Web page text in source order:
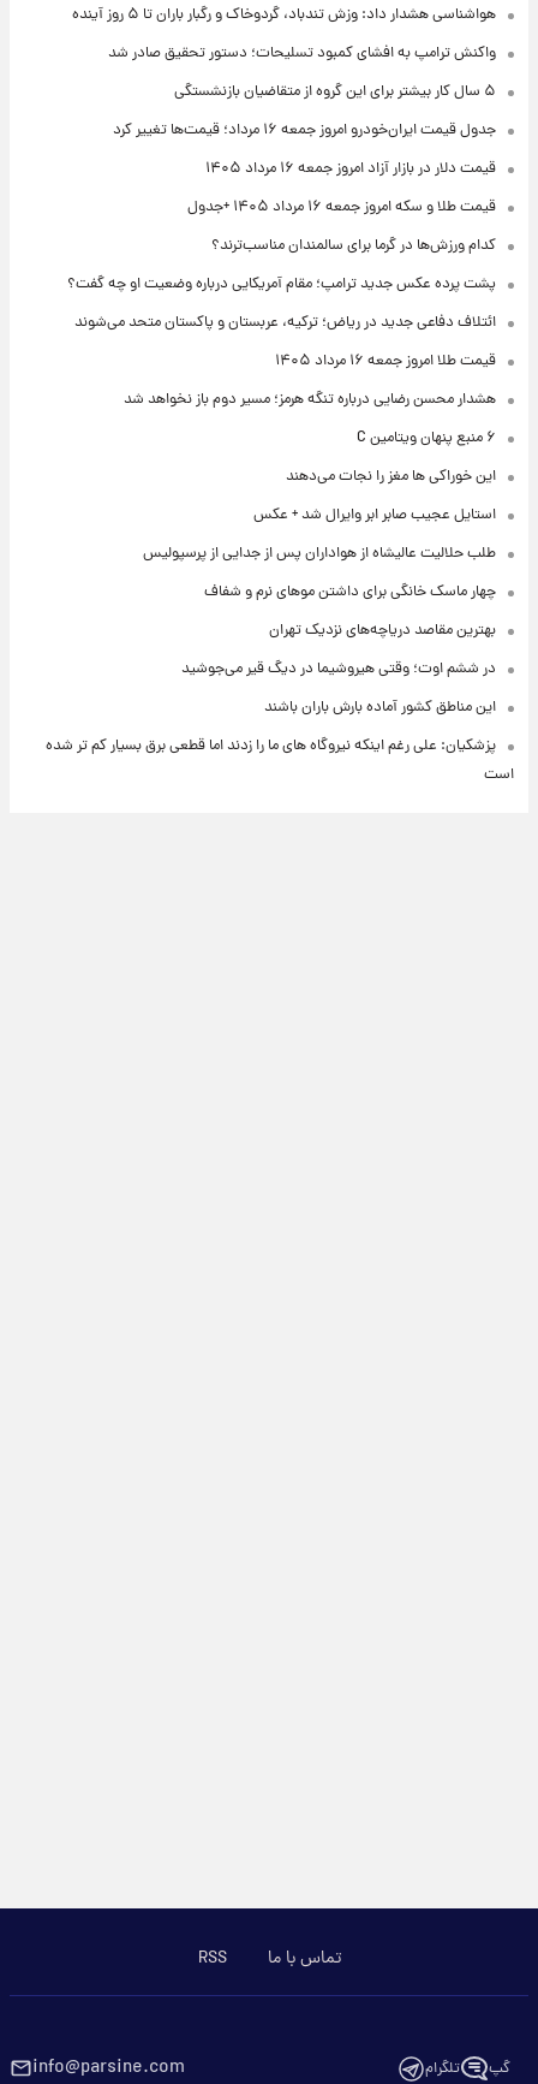
هواشناسی هشدار داد: وزش تندباد، گردوخاک و رگبار باران تا ۵ روز آینده
واکنش ترامپ به افشای کمبود تسلیحات؛ دستور تحقیق صادر شد
۵ سال کار بیشتر برای این گروه از متقاضیان بازنشستگی
جدول قیمت ایران‌خودرو امروز جمعه ۱۶ مرداد؛ قیمت‌ها تغییر کرد
قیمت دلار در بازار آزاد امروز جمعه ۱۶ مرداد ۱۴۰۵
قیمت طلا و سکه امروز جمعه ۱۶ مرداد ۱۴۰۵ +جدول
کدام ورزش‌ها در گرما برای سالمندان مناسب‌ترند؟
پشت پرده عکس جدید ترامپ؛ مقام آمریکایی درباره وضعیت او چه گفت؟
ائتلاف دفاعی جدید در ریاض؛ ترکیه، عربستان و پاکستان متحد می‌شوند
قیمت طلا امروز جمعه ۱۶ مرداد ۱۴۰۵
هشدار محسن رضایی درباره تنگه هرمز؛ مسیر دوم باز نخواهد شد
۶ منبع پنهان ویتامین C
این خوراکی ها مغز را نجات می‌دهند
استایل عجیب صابر ابر وایرال شد + عکس
طلب حلالیت عالیشاه از هواداران پس از جدایی از پرسپولیس
چهار ماسک خانگی برای داشتن موهای نرم و شفاف
بهترین مقاصد دریاچه‌های نزدیک تهران
در ششم اوت؛ وقتی هیروشیما در دیگ قیر می‌جوشید
این مناطق کشور آماده بارش باران باشند
پزشکیان: علی رغم اینکه نیروگاه های ما را زدند اما قطعی برق بسیار کم تر شده
است
تماس با ما RSS
گپ تلگرام info@parsine.com